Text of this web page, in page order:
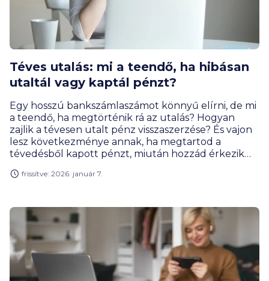
Téves utalás: mi a teendő, ha hibásan
utaltál vagy kaptál pénzt?
Egy hosszú bankszámlaszámot könnyű elírni, de mi
a teendő, ha megtörténik rá az utalás? Hogyan
zajlik a tévesen utalt pénz visszaszerzése? És vajon
lesz következménye annak, ha megtartod a
tévedésből kapott pénzt, miután hozzád érkezik
frissítve: 2026. január 7.